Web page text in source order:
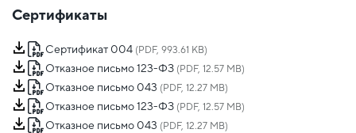
Сертификаты
Сертификат 004 (PDF, 993.61 KB)
Отказное письмо 123-ФЗ (PDF, 12.57 MB)
Отказное письмо 043 (PDF, 12.27 MB)
Отказное письмо 123-ФЗ (PDF, 12.57 MB)
Отказное письмо 043 (PDF, 12.27 MB)